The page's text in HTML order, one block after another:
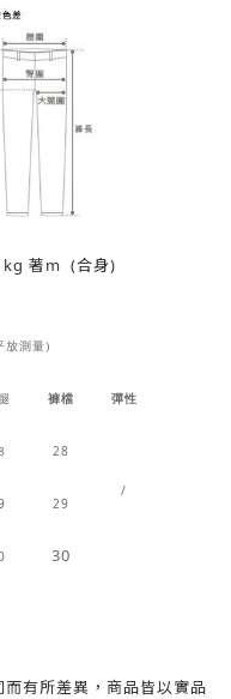
著m (合身)
放測量)
褲檔 彈性
28
29
30
/
有所差異，商品皆以實品